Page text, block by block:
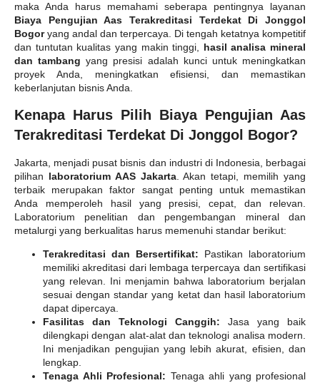
maka Anda harus memahami seberapa pentingnya layanan
Biaya Pengujian Aas Terakreditasi Terdekat Di Jonggol
Bogoryang andal dan terpercaya. Di tengah ketatnya kompetitif
dan tuntutan kualitas yang makin tinggi, hasil analisa mineral
dan tambang yang presisi adalah kunci untuk meningkatkan
proyek Anda, meningkatkan efisiensi, dan memastikan
keberlanjutan bisnis Anda.
Kenapa Harus Pilih Biaya Pengujian Aas
Terakreditasi Terdekat Di Jonggol Bogor?
Jakarta, menjadi pusat bisnis dan industri di Indonesia, berbagai
pilihan laboratorium AAS Jakarta. Akan tetapi, memilih yang
terbaik merupakan faktor sangat penting untuk memastikan
Anda memperoleh hasil yang presisi, cepat, dan relevan.
Laboratorium penelitian dan pengembangan mineral dan
metalurgi yang berkualitas harus memenuhi standar berikut:
Terakreditasi dan Bersertifikat: Pastikan laboratorium
memiliki akreditasi dari lembaga terpercaya dan sertifikasi
yang relevan. Ini menjamin bahwa laboratorium berjalan
sesuai dengan standar yang ketat dan hasil laboratorium
dapat dipercaya.
Fasilitas dan Teknologi Canggih: Jasa yang baik
dilengkapi dengan alat-alat dan teknologi analisa modern.
Ini menjadikan pengujian yang lebih akurat, efisien, dan
lengkap.
Tenaga Ahli Profesional: Tenaga ahli yang profesional